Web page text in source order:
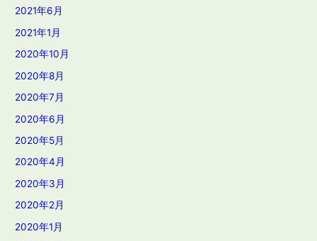
2021年6月
2021年1月
2020年10月
2020年8月
2020年7月
2020年6月
2020年5月
2020年4月
2020年3月
2020年2月
2020年1月